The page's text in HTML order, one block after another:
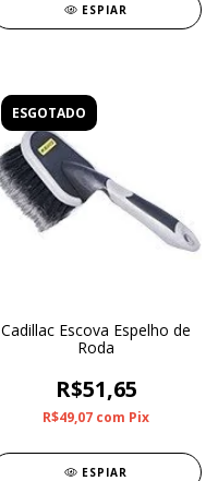
ESPIAR
ESGOTADO
Cadillac Escova Espelho de
Roda
R$51,65
R$49,07 com Pix
ESPIAR